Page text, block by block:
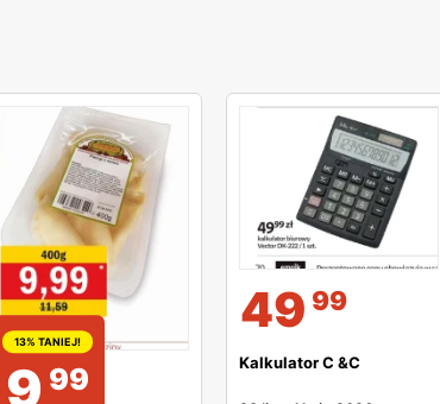
13% TANIEJ!
9 99
49 99
Kalkulator C &C